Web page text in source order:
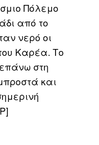
Πόλεμο
από το
νερό οι
Καρέα. Το
στη
και